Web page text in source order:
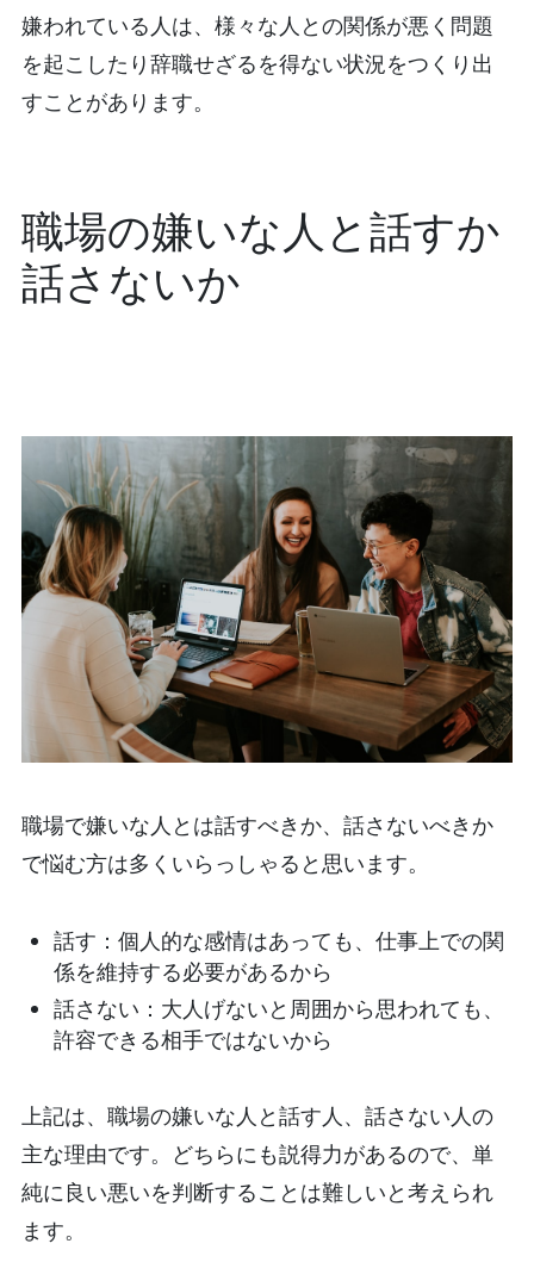
嫌われている人は、様々な人との関係が悪く問題
を起こしたり辞職せざるを得ない状況をつくり出
すことがあります。
職場の嫌いな人と話すか
話さないか
職場で嫌いな人とは話すべきか、話さないべきか
で悩む方は多くいらっしゃると思います。
話す：個人的な感情はあっても、仕事上での関
係を維持する必要があるから
話さない：大人げないと周囲から思われても、
許容できる相手ではないから
上記は、職場の嫌いな人と話す人、話さない人の
主な理由です。どちらにも説得力があるので、単
純に良い悪いを判断することは難しいと考えられ
ます。